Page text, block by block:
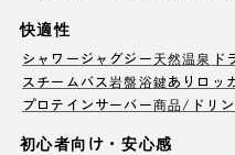
快適性
シャワージャグジー天然温泉 ド
スチームバス岩盤浴鍵ありロッ
プロテインサーバー商品/ドリ
初心者向け・安心感